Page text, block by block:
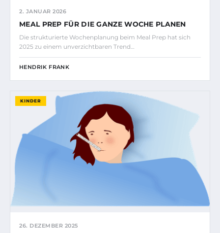
2. JANUAR 2026
MEAL PREP FÜR DIE GANZE WOCHE PLANEN
Die strukturierte Wochenplanung beim Meal Prep hat sich
2025 zu einem unverzichtbaren Trend…
HENDRIK FRANK
KINDER
26. DEZEMBER 2025